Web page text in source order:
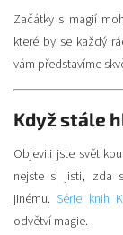
Začátky s magií
které by se každý
vám představíme
Když stále
Objevili jste svět
nejste si jisti, zda
jinému.Série knih
odvětví magie.